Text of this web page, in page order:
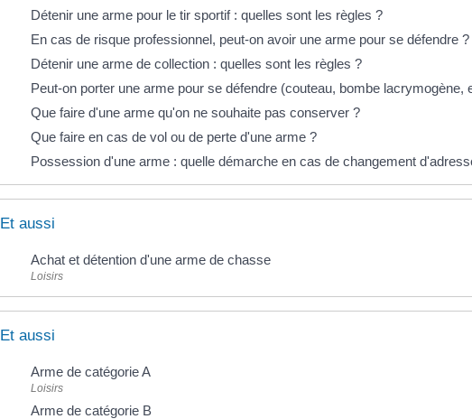
Détenir une arme pour le tir sportif : quelles sont les règles ?
En cas de risque professionnel, peut-on avoir une arme pour se défendre ?
Détenir une arme de collection : quelles sont les règles ?
Peut-on porter une arme pour se défendre (couteau, bombe lacrymogène,
Que faire d'une arme qu'on ne souhaite pas conserver ?
Que faire en cas de vol ou de perte d'une arme ?
Possession d'une arme : quelle démarche en cas de changement
Et aussi
Achat et détention d'une arme de chasse
Loisirs
Et aussi
Arme de catégorie A
Loisirs
Arme de catégorie B